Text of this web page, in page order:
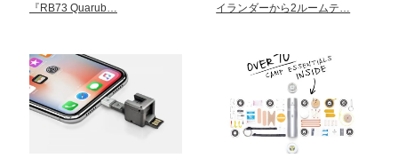
『RB73 Quarub…
イランダーから2ルームテ…